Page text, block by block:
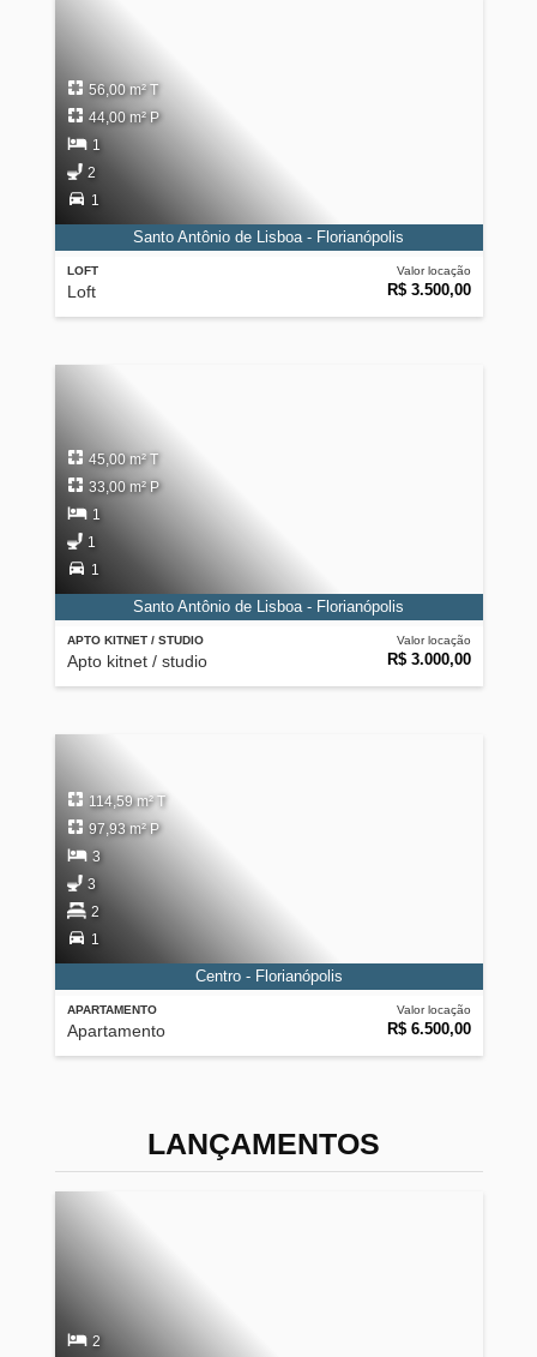
LOFT
Loft
Valor locação
R$ 3.500,00
56,00 m² T
44,00 m² P
1
2
1
Santo Antônio de Lisboa - Florianópolis
APTO KITNET / STUDIO
Apto kitnet / studio
Valor locação
R$ 3.000,00
45,00 m² T
33,00 m² P
1
1
1
Santo Antônio de Lisboa - Florianópolis
APARTAMENTO
Apartamento
Valor locação
R$ 6.500,00
114,59 m² T
97,93 m² P
3
3
2
1
Centro - Florianópolis
LANÇAMENTOS
2